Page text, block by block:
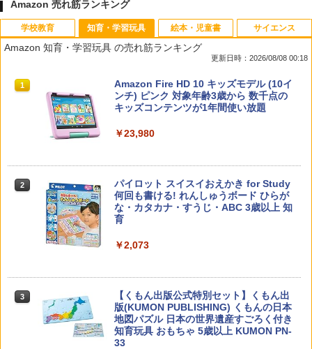
Amazon 売れ筋ランキング
学校教育
1 教育者のためのコーチング入門
￥2,530
2 先生のためのGoogle AI完全攻略図鑑
￥-
カウンセリングとは何か 変化するという
こと (講談社現代新書 2787)
￥1,540
知育・学習玩具
Amazon 知育・学習玩具 の売れ筋ランキング
更新日時：2026/08/08 00:18
1
Amazon Fire HD 10 キッズモデル (10イ
ンチ) ピンク 対象年齢3歳から 数千点の
キッズコンテンツが1年間使い放題
￥23,980
2
パイロット スイスイおえかき for Study
何回も書ける! れんしゅうボード ひらが
な・カタカナ・すうじ・ABC 3歳以上 知
育
￥2,073
3
【くもん出版公式特別セット】くもん出
版(KUMON PUBLISHING) くもんの日本
地図パズル 日本の世界遺産すごろく付き
知育玩具 おもちゃ 5歳以上 KUMON PN-
33
絵本・児童書 サイエンス